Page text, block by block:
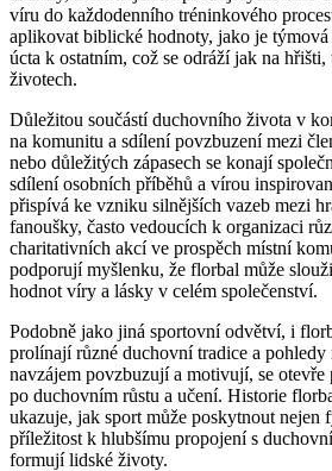
víru do každodenního tréninkového
aplikovat biblické hodnoty, jako je týmová
úcta k ostatním, což se odráží jak na
životech.
Důležitou součástí duchovního života v
na komunitu a sdílení povzbuzení mezi
nebo důležitých zápasech se konají
sdílení osobních příběhů a vírou
přispívá ke vzniku silnějších vazeb mezi
fanoušky, často vedoucích k organizaci
charitativních akcí ve prospěch místní
podporují myšlenku, že florbal může
hodnot víry a lásky v celém společenství.
Podobně jako jiná sportovní odvětví, i
prolínají různé duchovní tradice a
navzájem povzbuzují a motivují, se
po duchovním růstu a učení. Historie
ukazuje, jak sport může poskytnout nejen
příležitost k hlubšímu propojení s
formují lidské životy.